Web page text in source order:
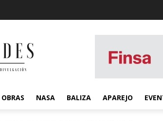
OBRAS NASA BALIZA APAREJO